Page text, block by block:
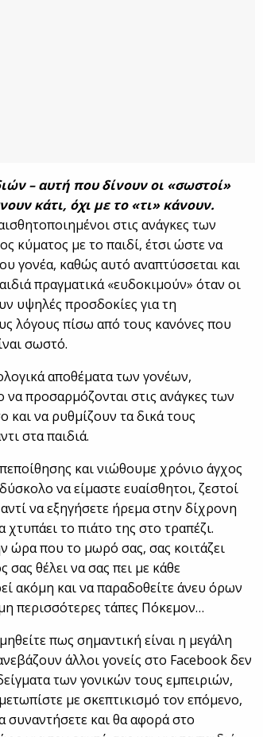
– αυτή που δίνουν οι «σωστοί»
κάτι, όχι με το «τι» κάνουν.
στις ανάγκες των
κύματος με το παιδί, έτσι ώστε να
γονέα, καθώς αυτό αναπτύσσεται και
πραγματικά «ευδοκιμούν» όταν οι
υψηλές προσδοκίες για τη
λόγους πίσω από τους κανόνες που
σωστό.
αποθέματα των γονέων,
προσαρμόζονται στις ανάγκες των
να ρυθμίζουν τα δικά τους
στα παιδιά.
και νιώθουμε χρόνιο άγχος
να είμαστε ευαίσθητοι, ζεστοί
να εξηγήσετε ήρεμα στην δίχρονη
χτυπάει το πιάτο της στο τραπέζι.
ώρα που το μωρό σας, σας κοιτάζει
θέλει να σας πει με κάθε
ακόμη και να παραδοθείτε άνευ όρων
περισσότερες τάπες Πόκεμον…
πως σημαντική είναι η μεγάλη
άλλοι γονείς στο Facebook δεν
των γονικών τους εμπειριών,
με σκεπτικισμό τον επόμενο,
συναντήσετε και θα αφορά στο